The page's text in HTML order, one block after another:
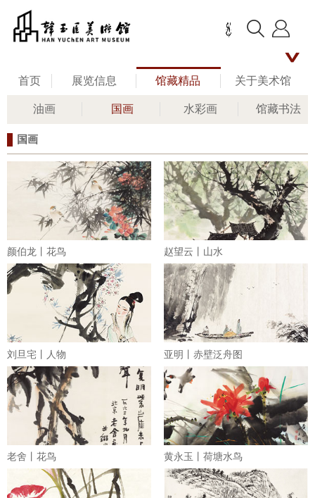
首页 展览信息 馆藏精品 关于美术馆
油画 国画 水彩画 馆藏书法
名家评说
公共教育 联系我们 留言板
国画
颜伯龙丨花鸟 赵望云丨山水
刘旦宅丨人物 亚明丨赤壁泛舟图
老舍丨花鸟 黄永玉丨荷塘水鸟